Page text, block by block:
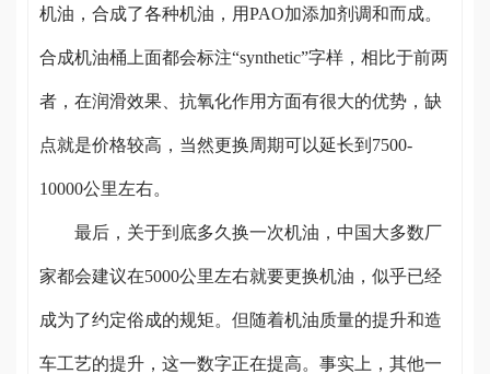
机油，合成了各种机油，用PAO加添加剂调和而成。
合成机油桶上面都会标注“synthetic”字样，相比于前两
者，在润滑效果、抗氧化作用方面有很大的优势，缺
点就是价格较高，当然更换周期可以延长到7500-
10000公里左右。
最后，关于到底多久换一次机油，中国大多数厂
家都会建议在5000公里左右就要更换机油，似乎已经
成为了约定俗成的规矩。但随着机油质量的提升和造
车工艺的提升，这一数字正在提高。事实上，其他一